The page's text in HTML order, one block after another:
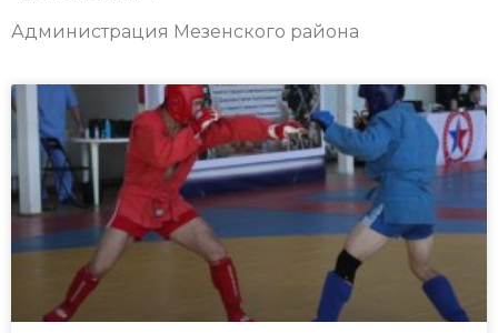
Администрация Мезенского района